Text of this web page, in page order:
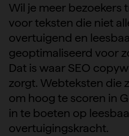
Wil je meer bezoekers
voorteksten die niet
overtuigend en
geoptimaliseerd voor
Dat is waar SEO
zorgt. Webteksten die
om hoog te scoren in
in te boeten op
overtuigingskracht.